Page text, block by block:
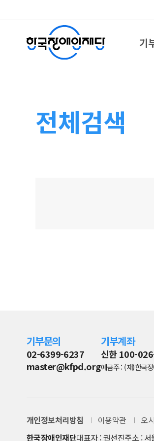
기
전체검색
기부문의
02-6399-6237
master@kfpd.org
기부계좌
신한 100-
예금주 : (재)한국
개인정보처리방침 이용약관
오
한국장애인재단대표자 : 권선진주소 :